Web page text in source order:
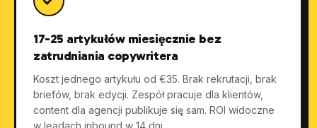
17-25 artykułów miesięcznie bez
zatrudniania copywritera
Koszt jednego artykułu od €35. Brak rekrutacji, brak
briefów, brak edycji. Zespół pracuje dla klientów,
content dla agencji publikuje się sam. ROI widoczne
w leadach inbound w 14 dni.